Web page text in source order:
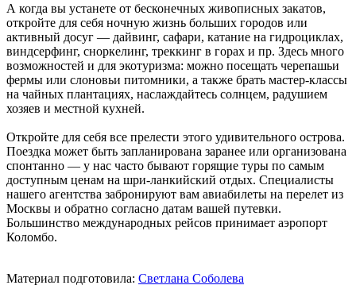
А когда вы устанете от бесконечных живописных закатов,
откройте для себя ночную жизнь больших городов или
активный досуг — дайвинг, сафари, катание на гидроциклах,
виндсерфинг, сноркелинг, треккинг в горах и пр. Здесь много
возможностей и для экотуризма: можно посещать черепашьи
фермы или слоновьи питомники, а также брать мастер-классы
на чайных плантациях, наслаждайтесь солнцем, радушием
хозяев и местной кухней.
Откройте для себя все прелести этого удивительного острова.
Поездка может быть запланирована заранее или организована
спонтанно — у нас часто бывают горящие туры по самым
доступным ценам на шри-ланкийский отдых. Специалисты
нашего агентства забронируют вам авиабилеты на перелет из
Москвы и обратно согласно датам вашей путевки.
Большинство международных рейсов принимает аэропорт
Коломбо.
Материал подготовила: Светлана Соболева